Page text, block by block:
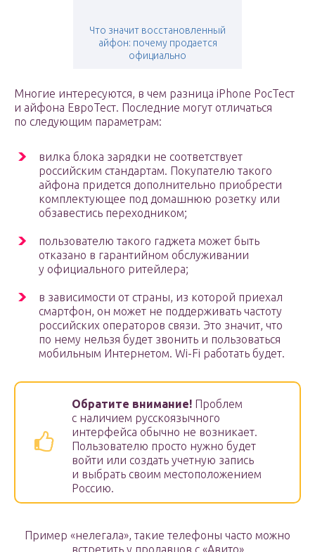
Что значит восстановленный
айфон: почему продается
официально
Многие интересуются, в чем разница iPhone РосТест
и айфона ЕвроТест. Последние могут отличаться
по следующим параметрам:
вилка блока зарядки не соответствует
российским стандартам. Покупателю такого
айфона придется дополнительно приобрести
комплектующее под домашнюю розетку или
обзавестись переходником;
пользователю такого гаджета может быть
отказано в гарантийном обслуживании
у официального ритейлера;
в зависимости от страны, из которой приехал
смартфон, он может не поддерживать частоту
российских операторов связи. Это значит, что
по нему нельзя будет звонить и пользоваться
мобильным Интернетом. Wi-Fi работать будет.
Обратите внимание! Проблем
с наличием русскоязычного
интерфейса обычно не возникает.
Пользователю просто нужно будет
войти или создать учетную запись
и выбрать своим местоположением
Россию.
Пример «нелегала», такие телефоны часто можно
встретить у продавцов с «Авито»